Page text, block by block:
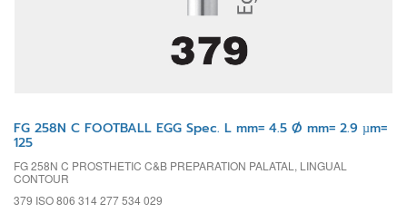
FG 258N C FOOTBALL EGG Spec. L mm= 4.5 Ø mm= 2.9 µm=
125
FG 258N C PROSTHETIC C&B PREPARATION PALATAL, LINGUAL
CONTOUR
379 ISO 806 314 277 534 029